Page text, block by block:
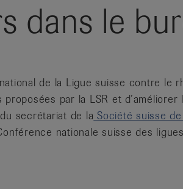
dans le
de la Ligue suisse contre le
par la LSR et d’améliorer
secrétariat de la Société suisse
nationale suisse des